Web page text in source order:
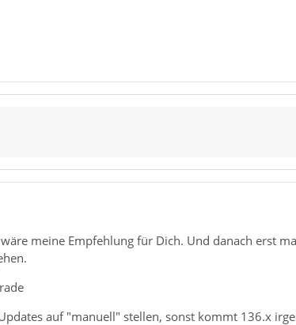
meine Empfehlung für Dich. Und danach erst
auf "manuell" stellen, sonst kommt 136.x